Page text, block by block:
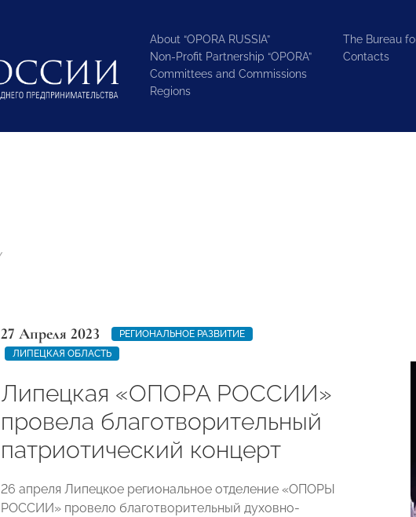
About “OPORA RUSSIA”
Non-Profit Partnership “OPORA”
Committees and Commissions
Regions
The Bureau
Contacts
27 Апреля 2023
РЕГИОНАЛЬНОЕ РАЗВИТИЕ
ЛИПЕЦКАЯ ОБЛАСТЬ
Липецкая «ОПОРА РОССИИ»
провела благотворительный
патриотический концерт
26 апреля Липецкое региональное отделение «ОПОРЫ
РОССИИ» провело благотворительный духовно-